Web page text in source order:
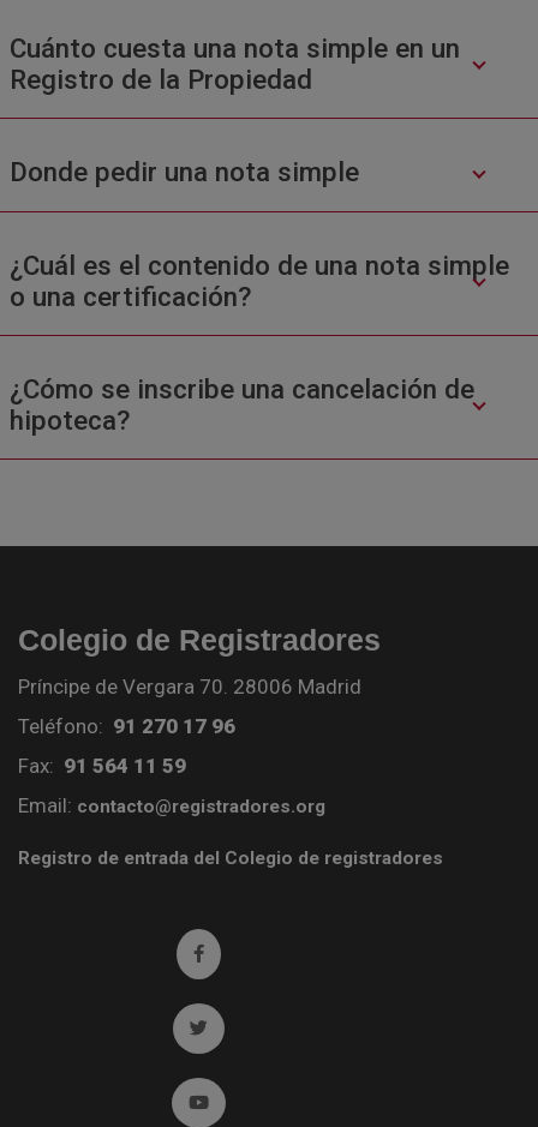
Cuánto cuesta una nota simple en un
Registro de la Propiedad
Donde pedir una nota simple
¿Cuál es el contenido de una nota simple
o una certificación?
¿Cómo se inscribe una cancelación de
hipoteca?
Colegio de Registradores
Príncipe de Vergara 70. 28006 Madrid
Teléfono: 91 270 17 96
Fax: 91 564 11 59
Email: contacto@registradores.org
Registro de entrada del Colegio de registradores
Ir a facebook (abre en ventana nueva)
Ir a twitter (abre en ventana nueva)
Ir a YouTube (abre en ventana nueva)